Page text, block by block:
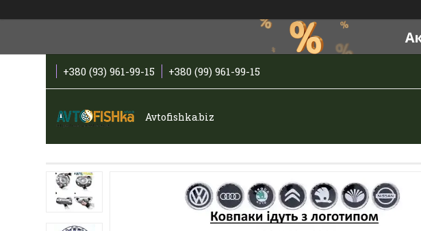
+380 (93) 961-99-15 +380 (99) 961-99-15
Avtofishka.biz